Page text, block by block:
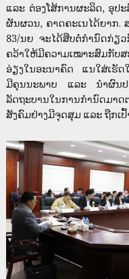
ແລະ ຕ່ອງໂສ້ການຜະລິດ, ອຸປ
ຜັນຜວນ, ຄາດຄະເນໄດ້ຍາກ.
83/ນຍ ຈະໄດ້ສືບຕໍ່ກໍານົດກ່ຽ
ຄວ້າໃຫ້ມີຄວາມເໝາະສົມກັ
ອ່ຽງໃນອະນາຄົດ ແນໃສ່ເຮັດ
ມີຄຸນນະພາບ ແລະ ນໍາຜົນປ
ລັດຖະບານໃນການກໍານົດມາ
ສັງຄົມຢ່າງມີຈຸດສຸມ ແລະ ຖືກເ